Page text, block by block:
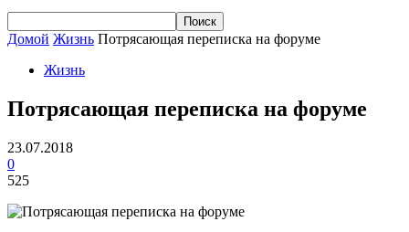
Домой Жизнь Потрясающая переписка на форуме
Жизнь
Потрясающая переписка на форуме
23.07.2018
0
525